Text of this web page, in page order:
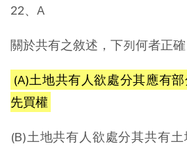
22、A
關於共有之敘述，下列何者正確
(A)土地共有人欲處分其應有
先買權
(B)土地共有人欲處分其共有